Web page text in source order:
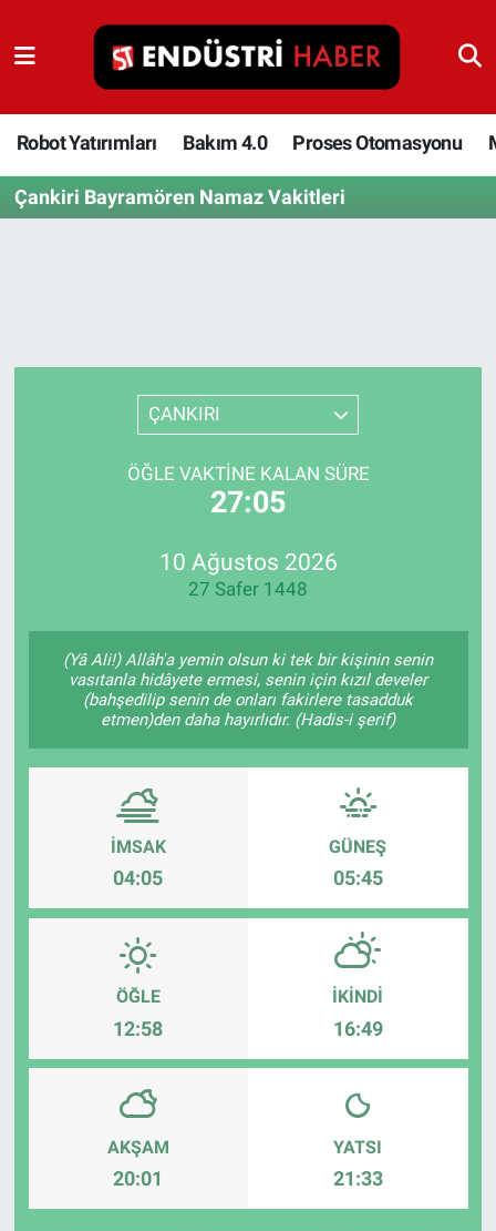
Robot Yatırımları Bakım 4.0 Proses Otomasyonu
Çankiri Bayramören Namaz Vakitleri
ÇANKIRI
ÖĞLE VAKTINE KALAN SÜRE
27:05
10 Ağustos 2026
27 Safer 1448
(Yâ Ali!) Allâh'a yemin olsun ki tek bir kişinin senin
vasıtanla hidâyete ermesi, senin için kızıl develer
(bahşedilip senin de onları fakirlere tasadduk
etmen)den daha hayırlıdır. (Hadis-i şerif)
İMSAK
04:05
GÜNEŞ
05:45
ÖĞLE
12:58
İKINDI
16:49
AKŞAM
20:01
YATSI
21:33
Robot Yatırımları
Bakım 4.0
Proses Otomasyonu
Depolama Çözümleri
İnşaat ve Malzeme
HaberOrtak
Enerjisini Üreten Fabrikalar
Endüstri 4.0 Uygulamaları
Ağır Sanayi Çözümleri